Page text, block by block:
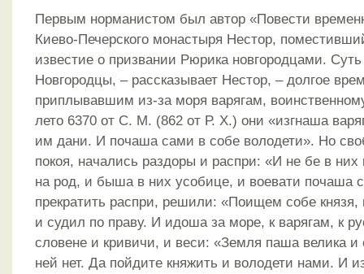
Первым норманистом был автор «Повести
Киево-Печерского монастыря Нестор,
известие о призвании Рюрика новгородцами. Суть
Новгородцы, – рассказывает Нестор, – долгое
приплывавшим из-за моря варягам,
лето 6370 от С. М. (862 от Р. X.) они «изгнаша
им дани. И почаша сами в собе володети». Но
покоя, начались раздоры и распри: «И не бе в
на род, и быша в них усобице, и воевати почаша
прекратить распри, решили: «Поищем собе
и судил по праву. И идоша за море, к варягам, к
словене и кривичи, и веси: «Земля паша велика и
ней нет. Да пойдите княжить и володети нами. И